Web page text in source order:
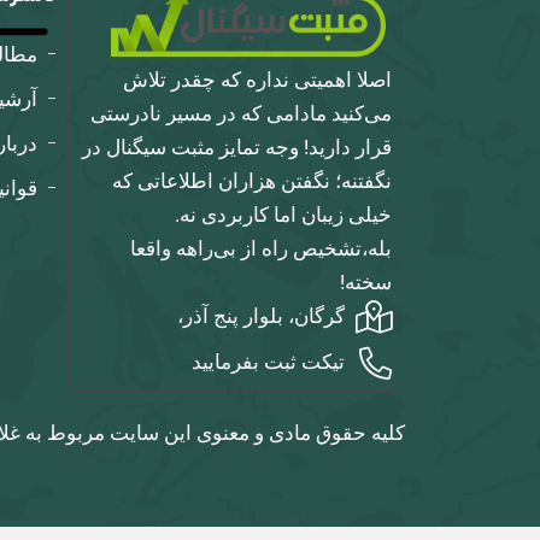
اصلا اهمیتی نداره که چقدر تلاش
می‌کنید مادامی که در مسیر نادرستی
قرار دارید! وجه تمایز مثبت سیگنال در
نگفتنه؛ نگفتن هزاران اطلاعاتی که
خیلی زیبان اما کاربردی نه.
بله،تشخیص راه از بی‌راهه واقعا
سخته!
گرگان، بلوار پنج آذر،
تیکت ثبت بفرمایید
کلیه حقوق مادی و معنوی این سایت مربوط به